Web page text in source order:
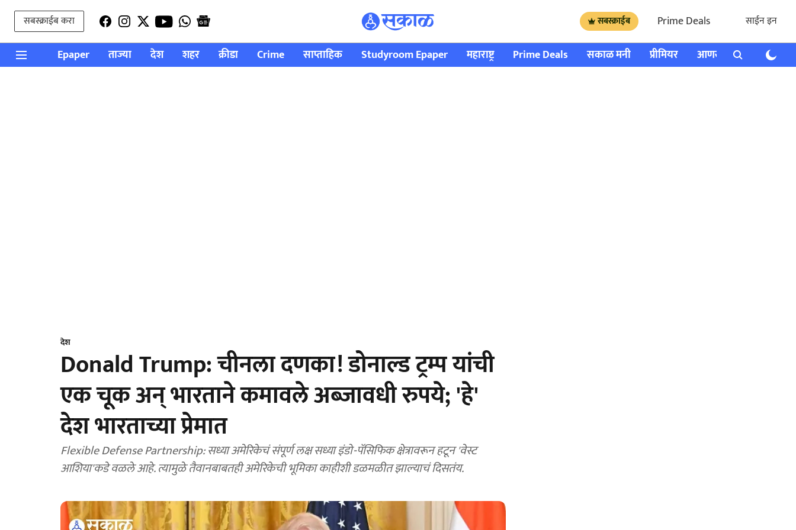
सबस्क्राईब करा सबस्क्राईब Prime Deals साईन इन
Epaper ताज्या देश शहर क्रीडा Crime साप्ताहिक Studyroom Epaper महाराष्ट्र Prime Deals सकाळ मनी प्रीमियर आणखी राशी भविष्य
देश
Donald Trump: चीनला दणका! डोनाल्ड ट्रम्प यांची
एक चूक अन् भारताने कमावले अब्जावधी रुपये; 'हे'
देश भारताच्या प्रेमात
Flexible Defense Partnership: सध्या अमेरिकेचं संपूर्ण लक्ष सध्या इंडो-पॅसिफिक क्षेत्रावरून हटून 'वेस्ट
आशिया'कडे वळले आहे. त्यामुळे तैवानबाबतही अमेरिकेची भूमिका काहीशी डळमळीत झाल्याचं दिसतंय.